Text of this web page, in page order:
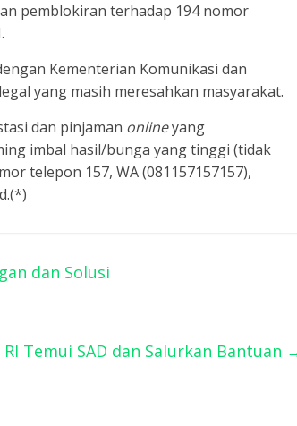
pemblokiran terhadap 194 nomor
Kementerian Komunikasi dan
yang masih meresahkan masyarakat.
dan pinjaman onlineyang
imbal hasil/bunga yang tinggi (tidak
telepon 157, WA (081157157157),
dan Solusi
Temui SAD dan Salurkan Bantuan